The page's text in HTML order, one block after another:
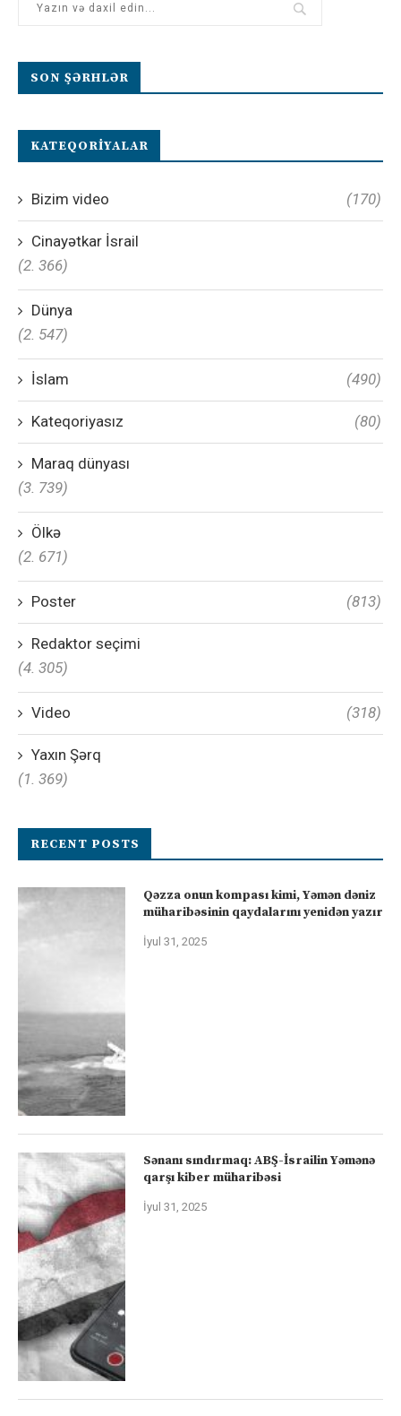
SON ŞƏRHLƏR
KATEQORIYALAR
Bizim video (170)
Cinayətkar İsrail
(2. 366)
Dünya
(2. 547)
İslam (490)
Kateqoriyasız (80)
Maraq dünyası
(3. 739)
Ölkə
(2. 671)
Poster (813)
Redaktor seçimi
(4. 305)
Video (318)
Yaxın Şərq
(1. 369)
RECENT POSTS
Qəzza onun kompası kimi, Yəmən dəniz
müharibəsinin qaydalarını yenidən yazır
İyul 31, 2025
Sənanı sındırmaq: ABŞ-İsrailin Yəmənə
qarşı kiber müharibəsi
İyul 31, 2025